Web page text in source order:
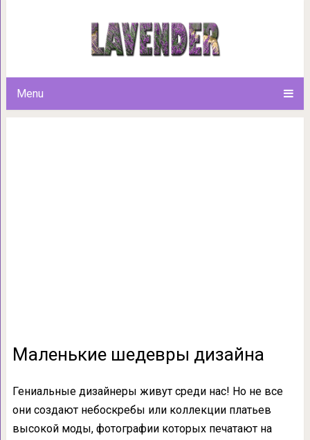
Menu
Маленькие
Маленькие шедевры дизайна
Гениальные дизайнеры живут среди нас! Но не все
они создают небоскребы или коллекции платьев
высокой моды, фотографии которых печатают на